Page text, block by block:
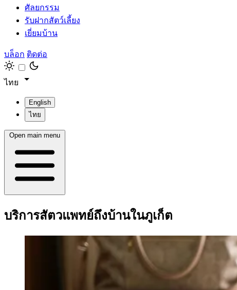
ศัลยกรรม
รับฝากสัตว์เลี้ยง
เยี่ยมบ้าน
บล็อก ติดต่อ
ไทย
English
ไทย
Open main menu
บริการสัตวแพทย์ถึงบ้านในภูเก็ต